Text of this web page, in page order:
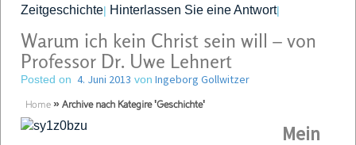
Zeitgeschichte| Hinterlassen Sie eine Antwort|
Warum ich kein Christ sein will – von
Professor Dr. Uwe Lehnert
Posted on 4. Juni 2013 von Ingeborg Gollwitzer
Home » Archive nach Kategire 'Geschichte'
Mein